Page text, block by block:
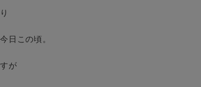
なし含む
日この頃。
が